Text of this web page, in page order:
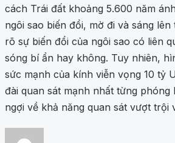
cách Trái đất khoảng 5.600 năm
ngôi sao biến đổi, mờ đi và sáng
rõ sự biến đổi của ngôi sao có liên
sóng bí ẩn hay không. Tuy nhiên,
sức mạnh của kính viễn vọng 10 tỷ
đài quan sát mạnh nhất từng phóng
ngợi về khả năng quan sát vượt trội